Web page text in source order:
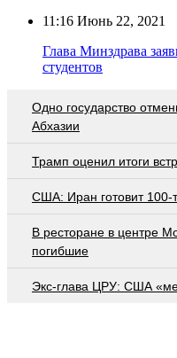
11:16 Июнь 22, 2021
Глава Минздрава
студентов
Одно государство
Абхазии
Трамп оценил итоги
США: Иран готовит
В ресторане в центре
погибшие
Экс-глава ЦРУ: США